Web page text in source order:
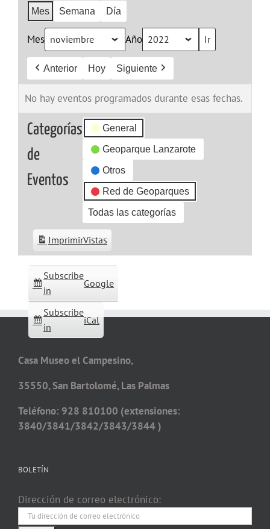
Mes Semana Día
Mes Año
Anterior Hoy Siguiente
No hay eventos programados durante esas fechas.
Categorías
de
Eventos
General
Geoparque Lanzarote
Otros
Red de Geoparques
Todas las categorías
Subscribe
in
Google
Subscribe
in
iCal
ImprimirVistas
Casa Museo el Campesino,
35550, San Bartolomé, Las Palmas
Teléfono: 928 810100 (extensiones:
3840/3841/3842/3843/3844 )
BOLETÍN
Dirección de correo electrónico: